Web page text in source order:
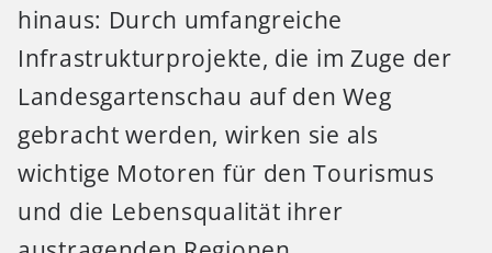
hinaus: Durch umfangreiche
Infrastrukturprojekte, die im Zuge der
Landesgartenschau auf den Weg
gebracht werden, wirken sie als
wichtige Motoren für den Tourismus
und die Lebensqualität ihrer